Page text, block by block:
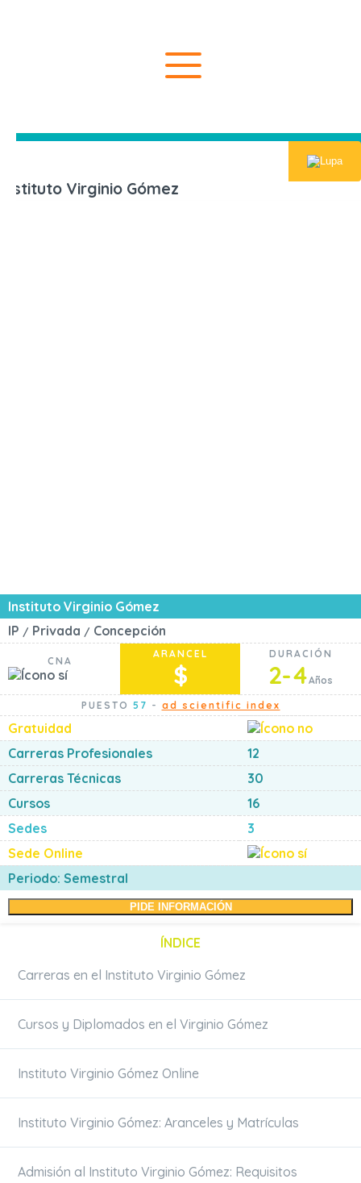
Inicio Centros
Instituto Virginio Gómez
Instituto Virginio Gómez
IP / Privada / Concepción
CNA
ARANCEL
$
DURACIÓN
2-4Años
PUESTO 57 - ad scientific index
Gratuidad
Carreras Profesionales
12
Carreras Técnicas
30
Cursos
16
Sedes
3
Sede Online
Periodo: Semestral
PIDE INFORMACIÓN
ÍNDICE
Carreras en el Instituto Virginio Gómez
Cursos y Diplomados en el Virginio Gómez
Instituto Virginio Gómez Online
Instituto Virginio Gómez: Aranceles y Matrículas
Admisión al Instituto Virginio Gómez: Requisitos